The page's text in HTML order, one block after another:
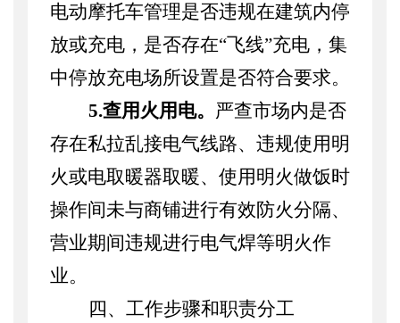
电动摩托车管理是否违规在建筑内停
放或充电，是否存在“飞线”充电，集
中停放充电场所设置是否符合要求。
5.查用火用电。 严查市场内是否
存在私拉乱接电气线路、违规使用明
火或电取暖器取暖、使用明火做饭时
操作间未与商铺进行有效防火分隔、
营业期间违规进行电气焊等明火作
业。
四、工作步骤和职责分工